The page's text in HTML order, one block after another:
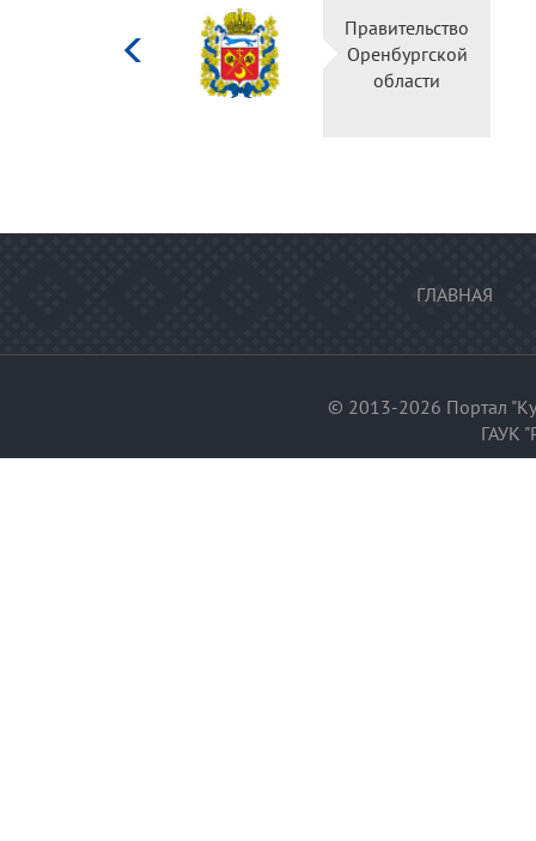
Министерство
культуры
Российской
федерации
ГЛАВНАЯ
© 2013-2026 Портал
ГАУК